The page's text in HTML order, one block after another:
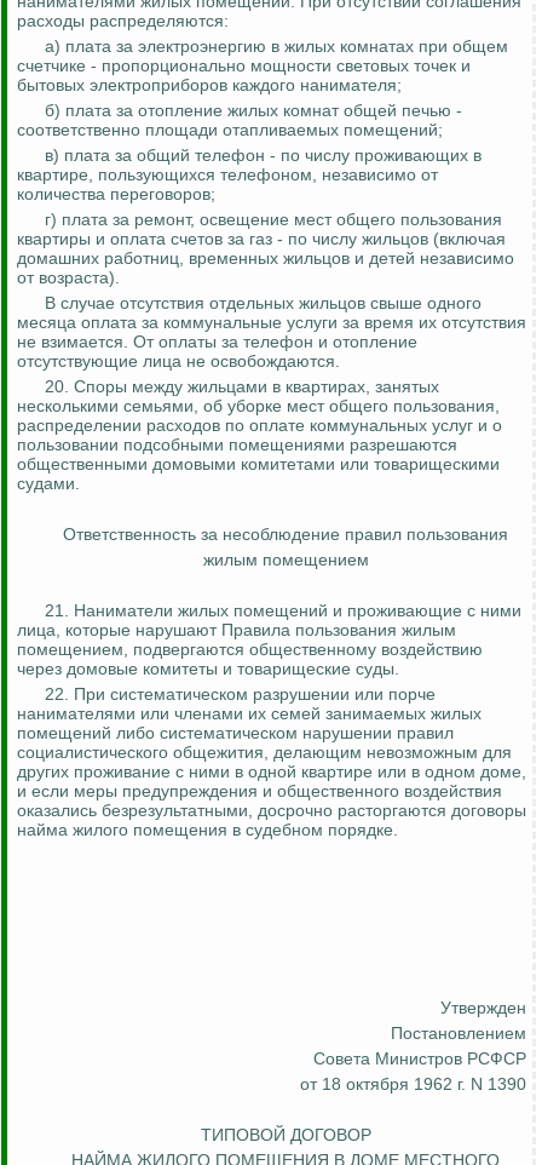
расходы распределяются:
а) плата за электроэнергию в жилых комнатах при общем
счетчике - пропорционально мощности световых точек и
бытовых электроприборов каждого нанимателя;
б) плата за отопление жилых комнат общей печью -
соответственно площади отапливаемых помещений;
в) плата за общий телефон - по числу проживающих в
квартире, пользующихся телефоном, независимо от
количества переговоров;
г) плата за ремонт, освещение мест общего пользования
квартиры и оплата счетов за газ - по числу жильцов (включая
домашних работниц, временных жильцов и детей независимо
от возраста).
В случае отсутствия отдельных жильцов свыше одного
месяца оплата за коммунальные услуги за время их отсутствия
не взимается. От оплаты за телефон и отопление
отсутствующие лица не освобождаются.
20. Споры между жильцами в квартирах, занятых
несколькими семьями, об уборке мест общего пользования,
распределении расходов по оплате коммунальных услуг и о
пользовании подсобными помещениями разрешаются
общественными домовыми комитетами или товарищескими
судами.
Ответственность за несоблюдение правил пользования
жилым помещением
21. Наниматели жилых помещений и проживающие с ними
лица, которые нарушают Правила пользования жилым
помещением, подвергаются общественному воздействию
через домовые комитеты и товарищеские суды.
22. При систематическом разрушении или порче
нанимателями или членами их семей занимаемых жилых
помещений либо систематическом нарушении правил
социалистического общежития, делающим невозможным для
других проживание с ними в одной квартире или в одном доме,
и если меры предупреждения и общественного воздействия
оказались безрезультатными, досрочно расторгаются договоры
найма жилого помещения в судебном порядке.
Утвержден
Постановлением
Совета Министров РСФСР
от 18 октября 1962 г. N 1390
ТИПОВОЙ ДОГОВОР
НАЙМА ЖИЛОГО ПОМЕЩЕНИЯ В ДОМЕ МЕСТНОГО